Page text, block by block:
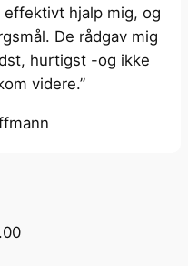
hjalp mig, og
De rådgav mig
hurtigst -og ikke
videre.”